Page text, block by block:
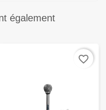
également
favorite_border